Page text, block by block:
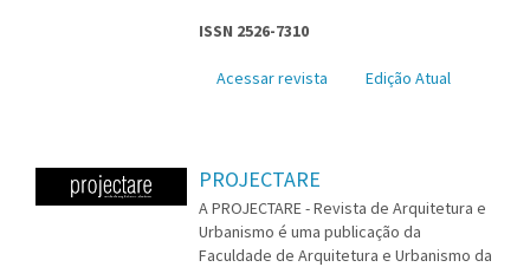
ISSN 2526-7310
Acessar revista Edição Atual
PROJECTARE
A PROJECTARE - Revista de Arquitetura e
Urbanismo é uma publicação da
Faculdade de Arquitetura e Urbanismo da